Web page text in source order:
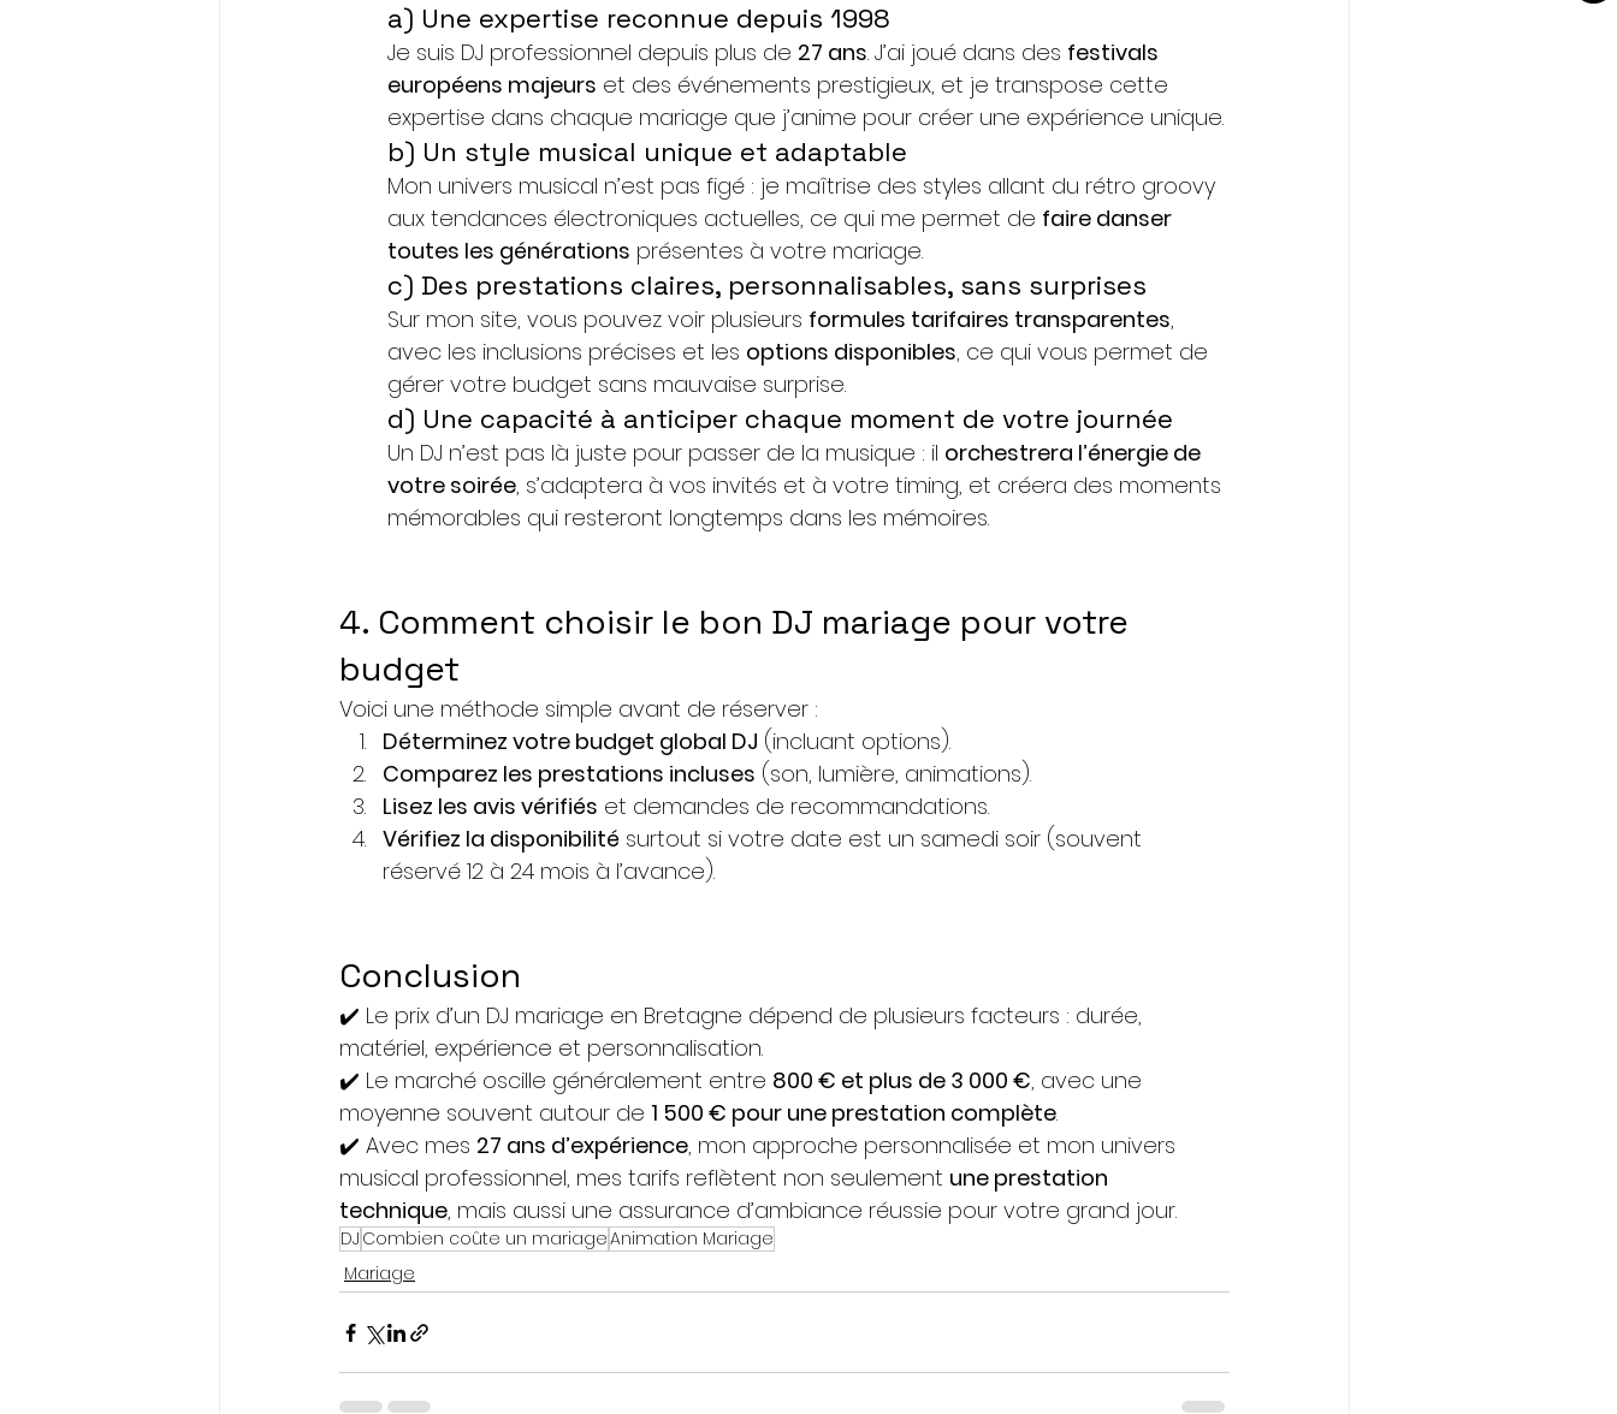
a) Une expertise reconnue depuis 1998
Je suis DJ professionnel depuis plus de 27 ans. J’ai joué dans des festivals
européens majeurs et des événements prestigieux, et je transpose cette
expertise dans chaque mariage que j’anime pour créer une expérience unique.
b) Un style musical unique et adaptable
Mon univers musical n’est pas figé : je maîtrise des styles allant du rétro groovy
aux tendances électroniques actuelles, ce qui me permet de faire danser
toutes les générations présentes à votre mariage.
c) Des prestations claires, personnalisables, sans surprises
Sur mon site, vous pouvez voir plusieurs formules tarifaires transparentes,
avec les inclusions précises et les options disponibles, ce qui vous permet de
gérer votre budget sans mauvaise surprise.
d) Une capacité à anticiper chaque moment de votre journée
Un DJ n’est pas là juste pour passer de la musique : il orchestrera l’énergie de
votre soirée, s’adaptera à vos invités et à votre timing, et créera des moments
mémorables qui resteront longtemps dans les mémoires.
4. Comment choisir le bon DJ mariage pour votre
budget
Voici une méthode simple avant de réserver :
Déterminez votre budget global DJ (incluant options).
Comparez les prestations incluses (son, lumière, animations).
Lisez les avis vérifiés et demandes de recommandations.
Vérifiez la disponibilité surtout si votre date est un samedi soir (souvent
réservé 12 à 24 mois à l’avance).
Conclusion
✔️ Le prix d’un DJ mariage en Bretagne dépend de plusieurs facteurs : durée,
matériel, expérience et personnalisation.
✔️ Le marché oscille généralement entre 800 € et plus de 3 000 €, avec une
moyenne souvent autour de 1 500 € pour une prestation complète.
✔️ Avec mes 27 ans d’expérience, mon approche personnalisée et mon univers
musical professionnel, mes tarifs reflètent non seulement une prestation
technique, mais aussi une assurance d’ambiance réussie pour votre grand jour.
DJ Combien coûte un mariageAnimation Mariage
Mariage